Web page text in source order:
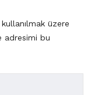
üzere
adresimi bu